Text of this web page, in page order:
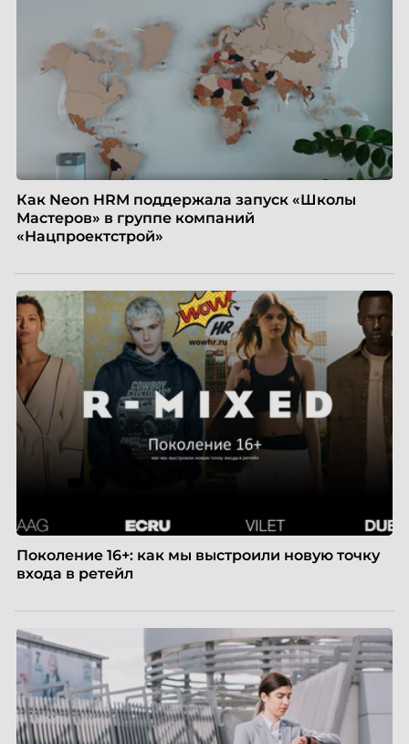
Как Neon HRM поддержала запуск «Школы
Мастеров» в группе компаний
«Нацпроектстрой»
Поколение 16+: как мы выстроили новую точку
входа в ретейл